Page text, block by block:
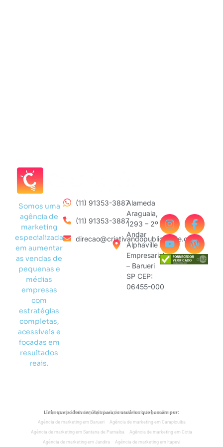
Somos uma
agência de
marketing
especializada
em aumentar
as vendas de
pequenas e
médias
empresas
com
estratégias
completas,
acessíveis e
focadas em
resultados
reais.
(11) 91353-3887
(11) 91353-3887
direcao@criativandopublicidade.com
Alameda
Araguaia,
1293 – 2º
Andar
Alphaville
Empresarial
– Barueri
SP CEP:
06455-000
Links que podem ser úteis para os usuários que buscam por:
Empresa de Marketing Digital
Agência de marketing em Osasco
Agência de marketing em Barueri
Agência de marketing em Carapicuiba
Agência de marketing em Santana de Parnaíba
Agência de marketing em Cotia
Agência de marketing em Jandira
Agência de marketing em Itapevi